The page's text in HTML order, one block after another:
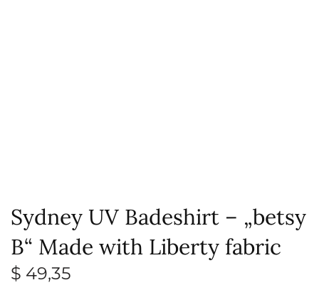
Sydney UV Badeshirt – „betsy
B“ Made with Liberty fabric
$ 49,35